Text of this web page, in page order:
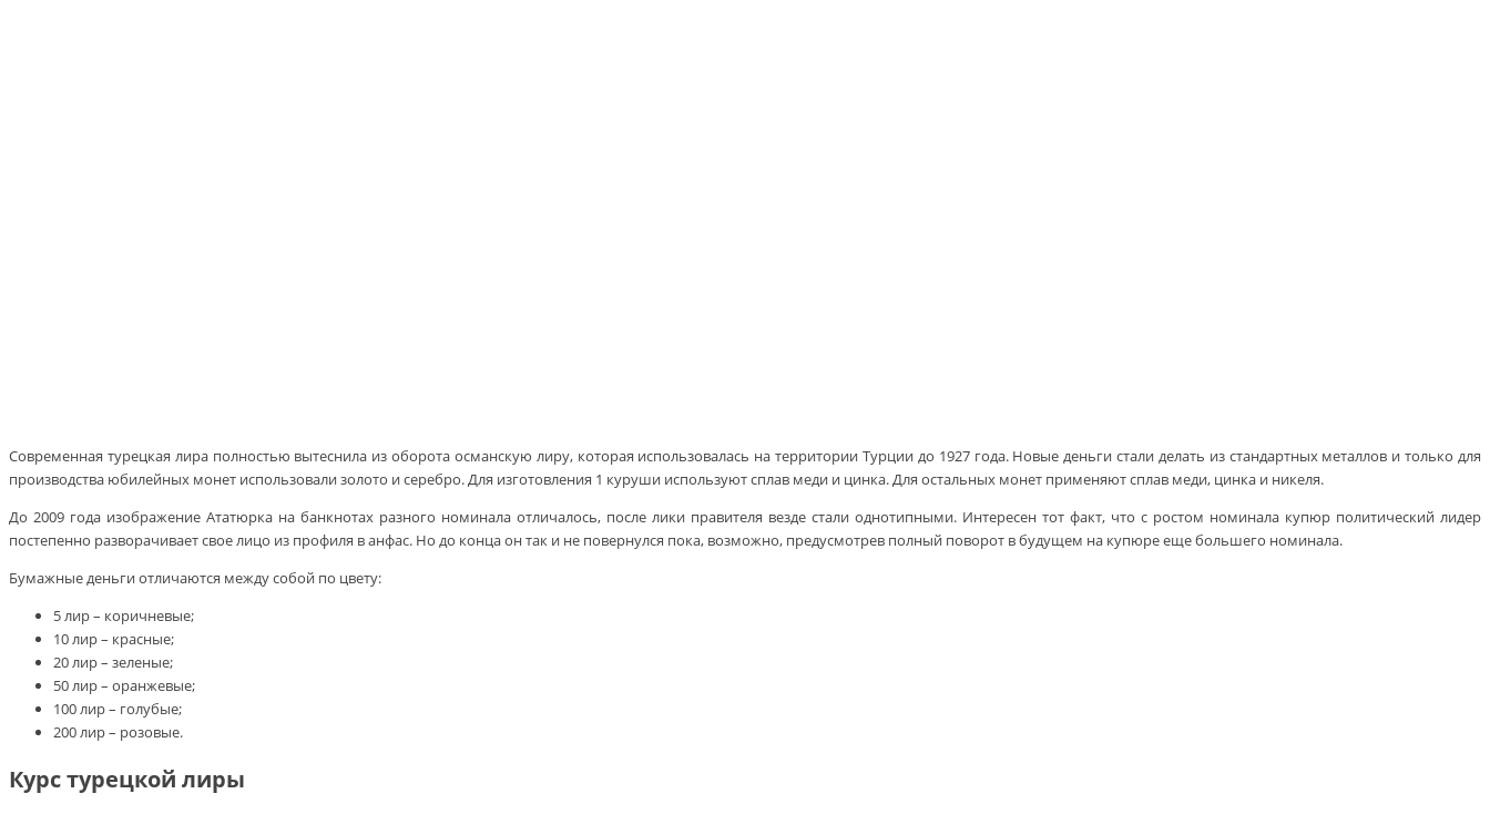
Современная турецкая лира полностью вытеснила из оборота османскую лиру, которая использовалась на территории Турции до 1927 года. Новые деньги стали делать из стандартных металлов и только для
производства юбилейных монет использовали золото и серебро. Для изготовления 1 куруши используют сплав меди и цинка. Для остальных монет применяют сплав меди, цинка и никеля.
До 2009 года изображение Ататюрка на банкнотах разного номинала отличалось, после лики правителя везде стали однотипными. Интересен тот факт, что с ростом номинала купюр политический лидер
постепенно разворачивает свое лицо из профиля в анфас. Но до конца он так и не повернулся пока, возможно, предусмотрев полный поворот в будущем на купюре еще большего номинала.
Бумажные деньги отличаются между собой по цвету:
5 лир – коричневые;
10 лир – красные;
20 лир – зеленые;
50 лир – оранжевые;
100 лир – голубые;
200 лир – розовые.
Курс турецкой лиры